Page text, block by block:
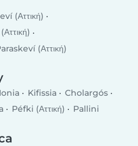
(Αττική)
(Αττική)
Kifissia
Cholargós
Péfki (Αττική) Pallini